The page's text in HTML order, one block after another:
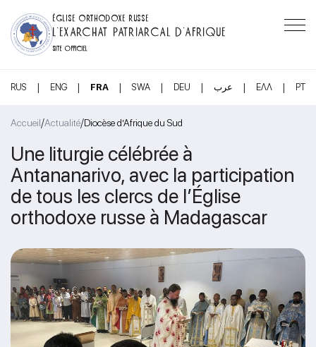
ÉGLISE ORTHODOXE RUSSE
L’EXARCHAT PATRIARCAL D’AFRIQUE
SITE OFFICIEL
RUS | ENG | FRA | SWA | DEU | عرب | ΕΛΛ | PT
Accueil/Actualité/Diocèse d’Afrique du Sud
Une liturgie célébrée à
Antananarivo, avec la participation
de tous les clercs de l’Église
orthodoxe russe à Madagascar